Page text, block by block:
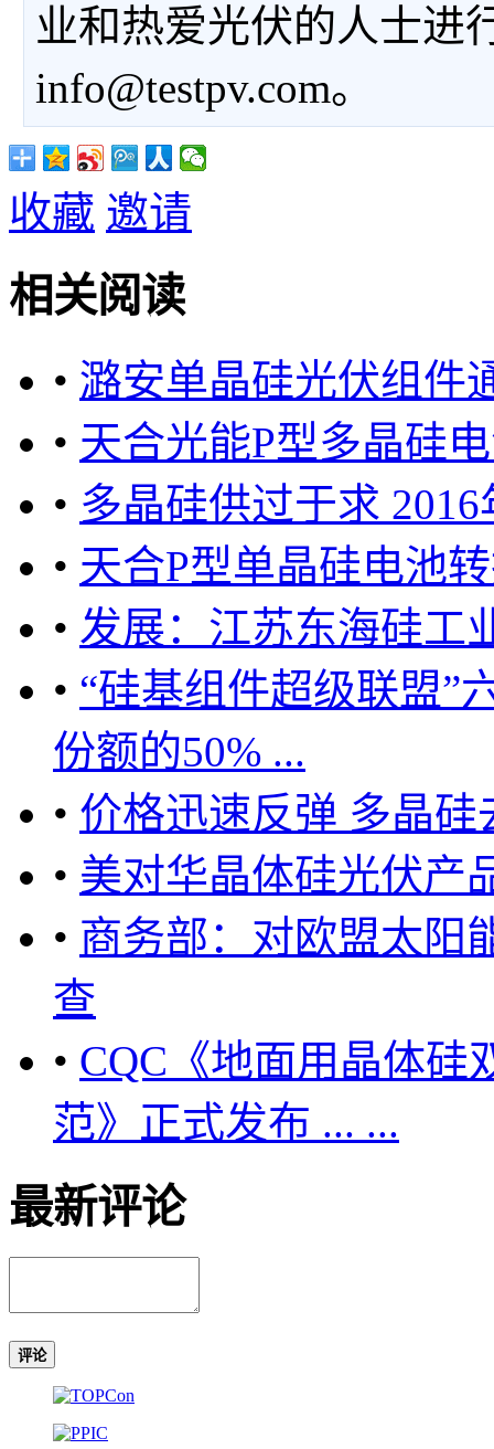
业和热爱光伏的人士进
info@testpv.com。
收藏 邀请
相关阅读
• 潞安单晶硅光伏组件
• 天合光能P型多晶硅
• 多晶硅供过于求
• 天合P型单晶硅电池
• 发展：江苏东海硅工
• “硅基组件超级联盟”
份额的50% ...
• 价格迅速反弹 多晶硅
• 美对华晶体硅光伏产
• 商务部：对欧盟太阳
查
• CQC《地面用晶体硅
范》正式发布 ... ...
最新评论
评论